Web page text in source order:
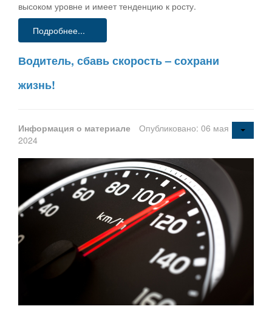
высоком уровне и имеет тенденцию к росту.
Подробнее...
Водитель, сбавь скорость – сохрани
жизнь!
Информация о материале
Опубликовано: 06 мая
2024